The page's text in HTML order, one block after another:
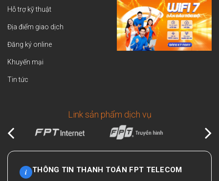
Hỗ trợ kỹ thuật
Địa điểm giao dịch
Đăng ký online
Khuyến mại
Tin tức
Link sản phẩm dịch vụ
i THÔNG TIN THANH TOÁN FPT TELECOM